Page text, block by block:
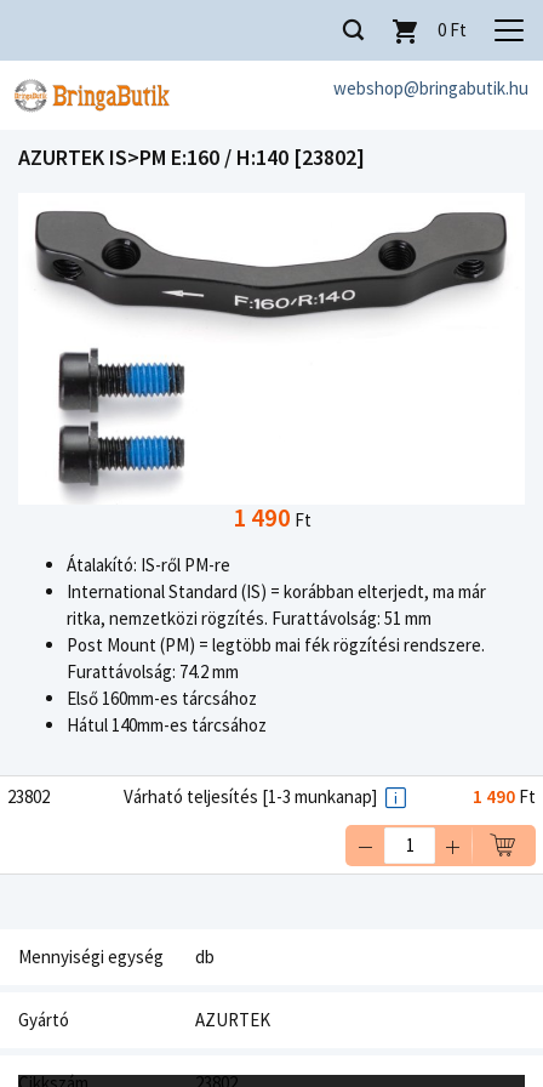
webshop@bringabutik.hu
0 Ft
AZURTEK IS>PM E:160 / H:140 [23802]
1 490 Ft
Átalakító: IS-ről PM-re
International Standard (IS) = korábban elterjedt, ma már
ritka, nemzetközi rögzítés. Furattávolság: 51 mm
Post Mount (PM) = legtöbb mai fék rögzítési rendszere.
Furattávolság: 74.2 mm
Első 160mm-es tárcsához
Hátul 140mm-es tárcsához
23802 Várható teljesítés [1-3 munkanap] 1 490 Ft
Mennyiségi egység db
Gyártó AZURTEK